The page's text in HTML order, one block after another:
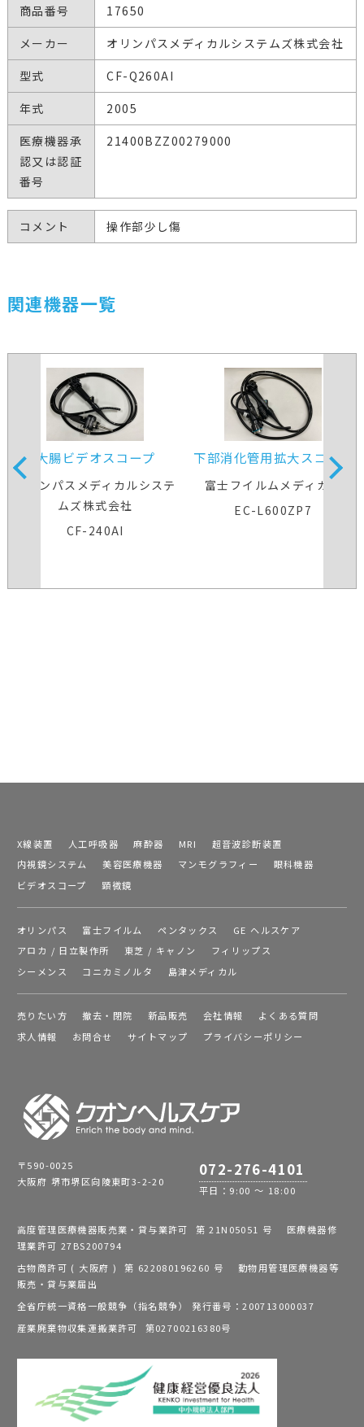
商品番号
17650
メーカー
オリンパスメディカルシステムズ株式会社
型式
CF-Q260AI
年式
2005
医療機器承
認又は認証
番号
21400BZZ00279000
コメント 操作部少し傷
関連機器一覧
大腸ビデオスコープ
オリンパスメディカルシステ
ムズ株式会社
CF-240AI
下部消化管用拡大スコープ
富士フイルムメディカル
EC-L600ZP7
X線装置 人工呼吸器 麻酔器 MRI
超音波診断装置
内視鏡システム
美容医療機器 マンモグラフィー
眼科機器
ビデオスコープ
顕微鏡
オリンパス 富士フイルム ペンタックス
GE ヘルスケア
アロカ / 日立製作所
東芝 / キャノン
フィリップス
シーメンス
コニカミノルタ 島津メディカル
売りたい方 撤去・閉院 新品販売 会社情報
よくある質問
求人情報
お問合せ サイトマップ プライバシーポリシー
〒590-0025
大阪府 堺市堺区向陵東町3-2-20
072-276-4101
平日：9:00 ～ 18:00
高度管理医療機器販売業・貸与業許可 第 21N05051 号 医療機器修
理業許可 27BS200794
古物商許可 ( 大阪府 ) 第 622080196260 号 動物用管理医療機器等
販売・貸与業届出
全省庁統一資格一般競争（指名競争） 発行番号：200713000037
産業廃棄物収集運搬業許可 第02700216380号